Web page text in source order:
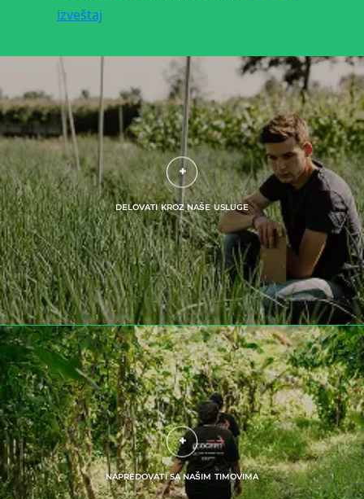
izveštaj
DELOVATI KROZ NAŠE USLUGE
NAPREDOVATI SA NAŠIM TIMOVIMA